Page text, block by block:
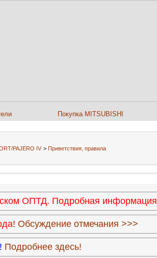
Покупка MITSUBISHI
PAJERO IV > Приветствия, правила
ОПТД. Подробная информация
Обсуждение отмечания >>>
Подробнее здесь!